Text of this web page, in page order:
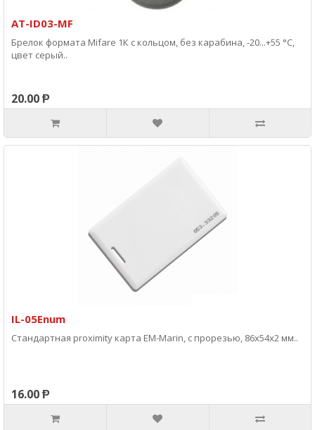
AT-ID03-MF
Брелок формата Mifare 1К с кольцом, без карабина, -20...+55 °С,
цвет серый..
20.00 Ᵽ
IL-05Enum
Стандартная proximity карта EM-Marin, с прорезью, 86х54х2 мм..
16.00 Ᵽ